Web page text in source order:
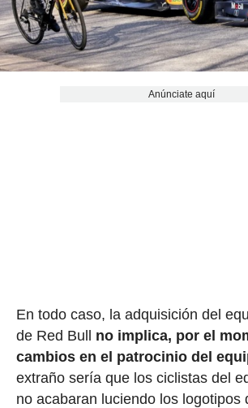
Anúnciate aquí
En todo caso, la adquisición del
de Red Bull no implica, por el
cambios en el patrocinio del
extraño sería que los ciclistas del
no acabaran luciendo los logotipos